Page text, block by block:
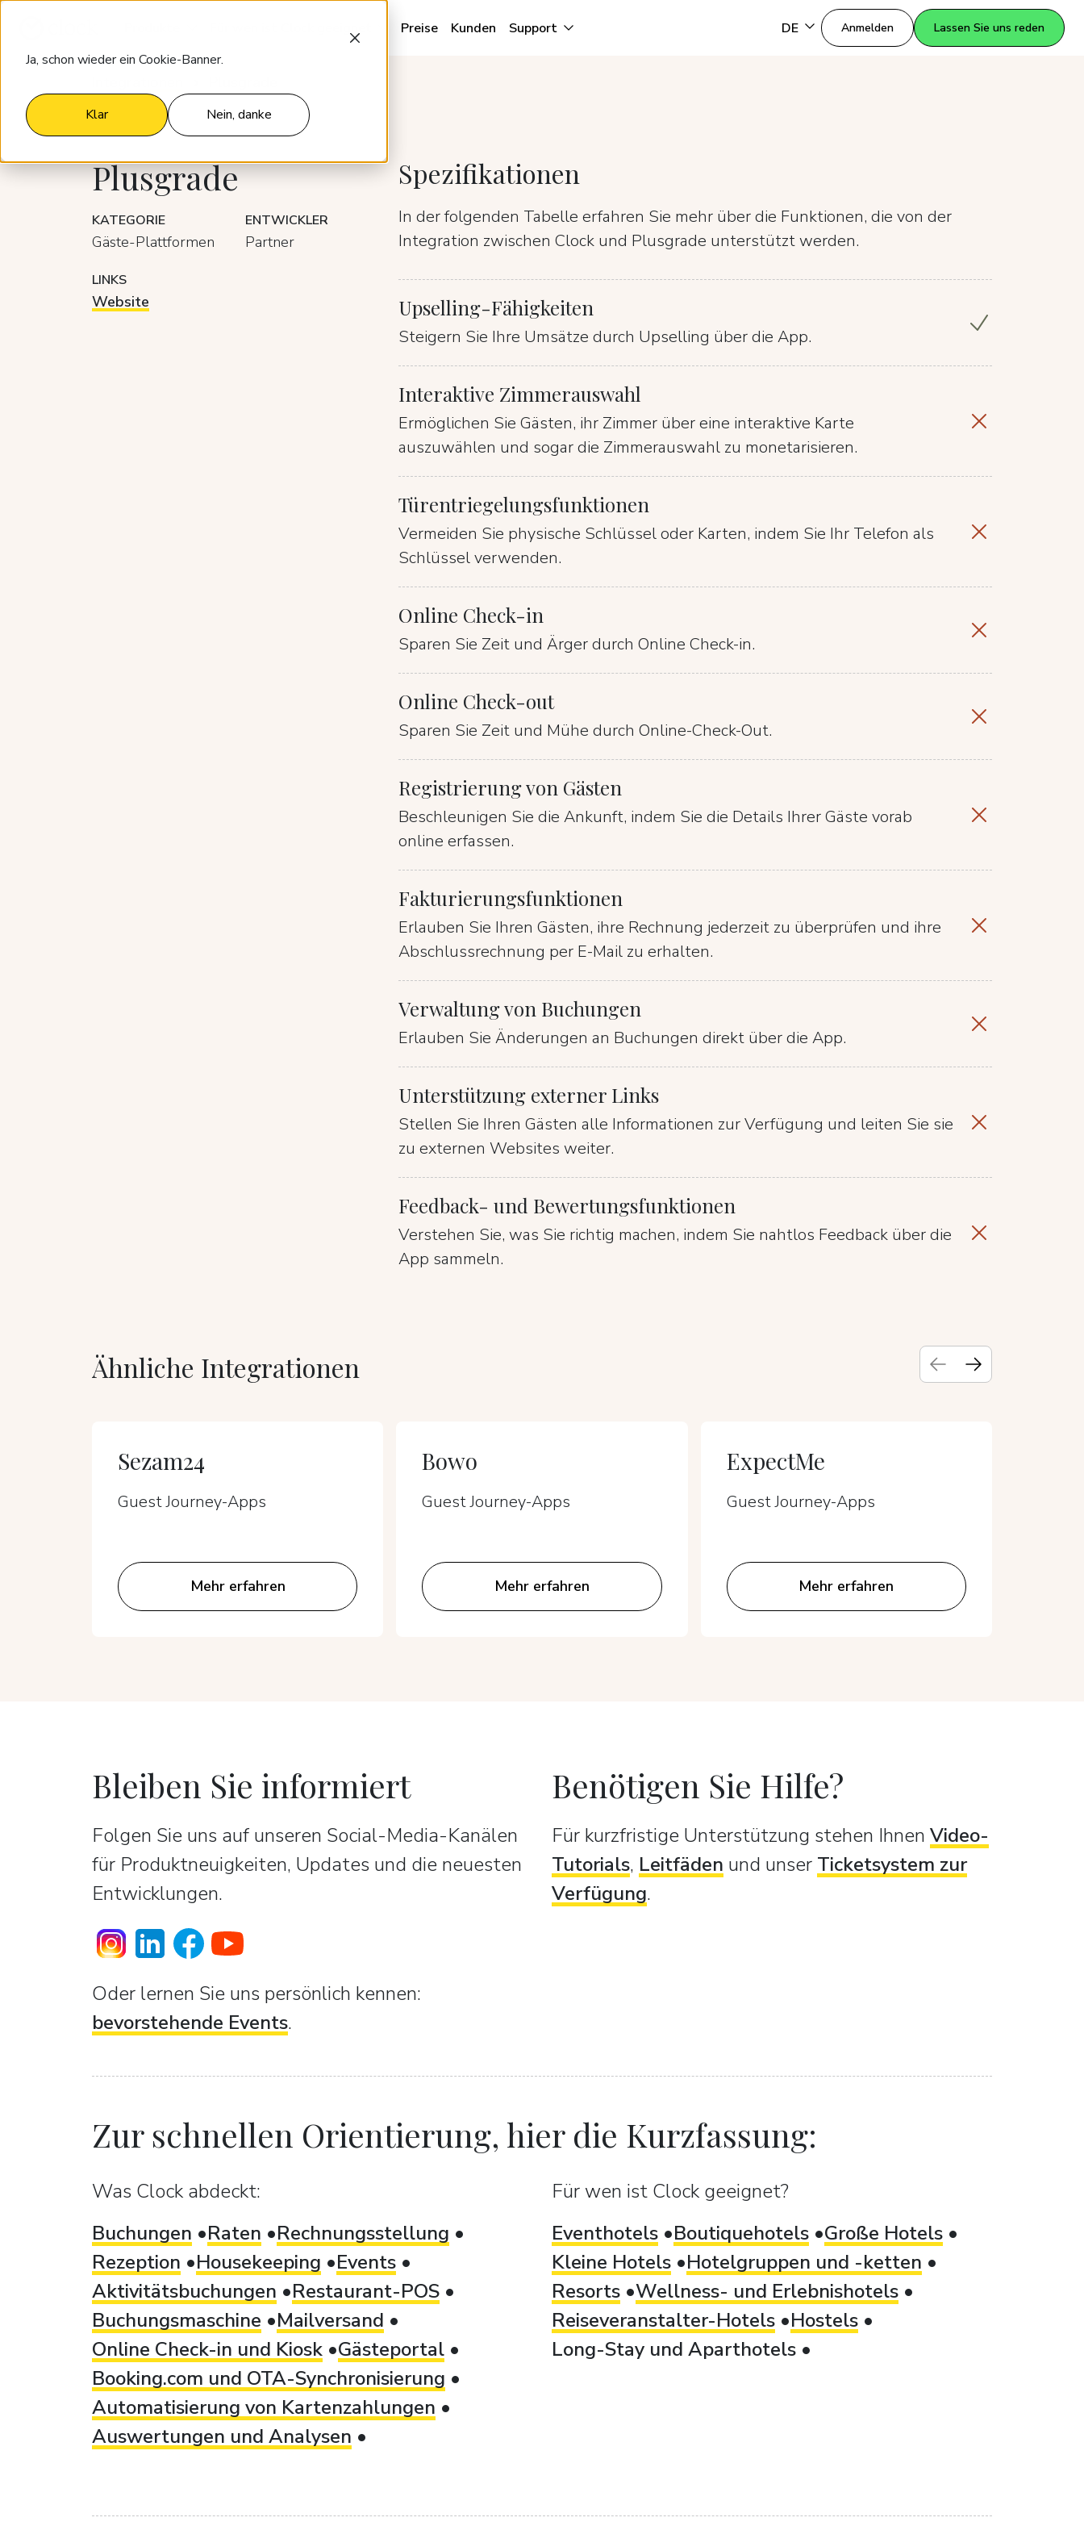
Ja, schon wieder ein Cookie-Banner.
Klar Nein, danke
Preise Kunden Support DE Anmelden Lassen Sie uns reden
Plusgrade
KATEGORIE
Gäste-Plattformen
ENTWICKLER
Partner
LINKS
Website
Spezifikationen
In der folgenden Tabelle erfahren Sie mehr über die Funktionen, die von der
Integration zwischen Clock und Plusgrade unterstützt werden.
Upselling-Fähigkeiten
Steigern Sie Ihre Umsätze durch Upselling über die App.
Interaktive Zimmerauswahl
Ermöglichen Sie Gästen, ihr Zimmer über eine interaktive Karte
auszuwählen und sogar die Zimmerauswahl zu monetarisieren.
Türentriegelungsfunktionen
Vermeiden Sie physische Schlüssel oder Karten, indem Sie Ihr Telefon als
Schlüssel verwenden.
Online Check-in
Sparen Sie Zeit und Ärger durch Online Check-in.
Online Check-out
Sparen Sie Zeit und Mühe durch Online-Check-Out.
Registrierung von Gästen
Beschleunigen Sie die Ankunft, indem Sie die Details Ihrer Gäste vorab
online erfassen.
Fakturierungsfunktionen
Erlauben Sie Ihren Gästen, ihre Rechnung jederzeit zu überprüfen und ihre
Abschlussrechnung per E-Mail zu erhalten.
Verwaltung von Buchungen
Erlauben Sie Änderungen an Buchungen direkt über die App.
Unterstützung externer Links
Stellen Sie Ihren Gästen alle Informationen zur Verfügung und leiten Sie sie
zu externen Websites weiter.
Feedback- und Bewertungsfunktionen
Verstehen Sie, was Sie richtig machen, indem Sie nahtlos Feedback über die
App sammeln.
Ähnliche Integrationen
Sezam24
Guest Journey-Apps
Mehr erfahren
Bowo
Guest Journey-Apps
Mehr erfahren
ExpectMe
Guest Journey-Apps
Mehr erfahren
Bleiben Sie informiert
Folgen Sie uns auf unseren Social-Media-Kanälen
für Produktneuigkeiten, Updates und die neuesten
Entwicklungen.
Oder lernen Sie uns persönlich kennen:
bevorstehende Events.
Benötigen Sie Hilfe?
Für kurzfristige Unterstützung stehen Ihnen Video-
Tutorials, Leitfäden und unser Ticketsystem zur
Verfügung.
Zur schnellen Orientierung, hier die Kurzfassung:
Was Clock abdeckt:
Buchungen
Raten
Rechnungsstellung
Rezeption
Housekeeping
Events
Aktivitätsbuchungen
Restaurant-POS
Buchungsmaschine
Mailversand
Online Check-in und Kiosk
Gästeportal
Booking.com und OTA-Synchronisierung
Automatisierung von Kartenzahlungen
Auswertungen und Analysen
Für wen ist Clock geeignet?
Eventhotels
Boutiquehotels
Große Hotels
Kleine Hotels
Hotelgruppen und -ketten
Resorts Wellness- und Erlebnishotels
Reiseveranstalter-Hotels
Hostels
Long-Stay und Aparthotels